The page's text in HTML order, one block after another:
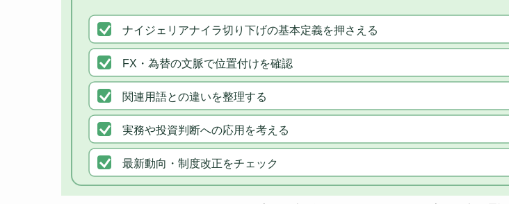
ナイジェリアナイラ切り下げの基本定義を押さえる
FX・為替の文脈で位置付けを確認
関連用語との違いを整理する
実務や投資判断への応用を考える
最新動向・制度改正をチェック